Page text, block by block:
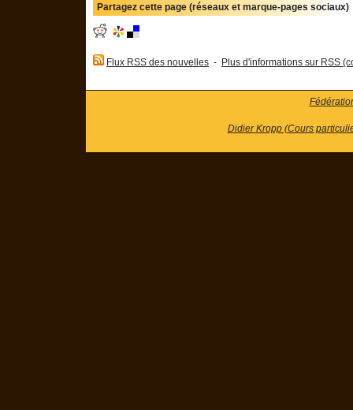
Partagez cette page (réseaux et marque-pages sociaux)
Flux RSS des nouvelles - Plus d'informations sur RSS
Didier Kropp (Cours